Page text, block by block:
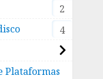
2
4
Plataformas